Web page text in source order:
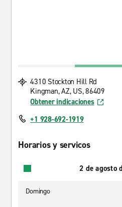
4310 Stockton Hill Rd
Kingman, AZ, US, 86409
Obtener indicaciones
+1 928-692-1919
Horarios y servicos
2 de agosto
Domingo